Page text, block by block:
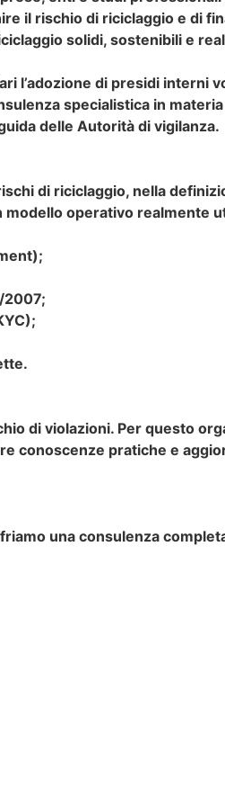
il rischio di riciclaggio e di
solidi, sostenibili e
l’adozione di presidi interni
specialistica in
delle Autorità di vigilanza.
di riciclaggio, nella
operativo realmente
2007;
di violazioni. Per questo
conoscenze pratiche e
una consulenza